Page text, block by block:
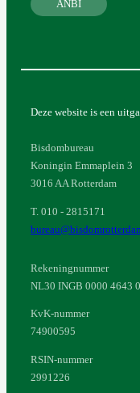
ANBI
Deze website is een
Bisdombureau
Koningin Emmaplein 3
3016 AA Rotterdam
T. 010 - 2815171
Rekeningnummer
NL30 INGB 0000 4643
KvK-nummer
74900595
RSIN-nummer
2991226